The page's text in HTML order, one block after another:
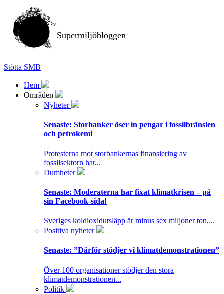
Supermiljöbloggen
Stötta SMB
Hem
Områden
Nyheter
Senaste: Storbanker öser in pengar i fossilbränslen
och petrokemi
Protesterna mot storbankernas finansiering av
fossilsektorn har...
Dumheter
Senaste: Moderaterna har fixat klimatkrisen – på
sin Facebook-sida!
Sveriges koldioxidutsläpp är minus sex miljoner ton,...
Positiva nyheter
Senaste: ”Därför stödjer vi klimatdemonstrationen”
Över 100 organisationer stödjer den stora
klimatdemonstrationen...
Politik